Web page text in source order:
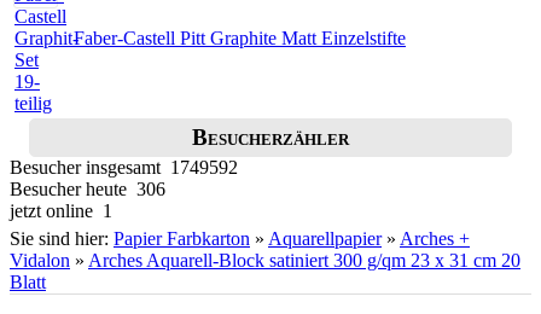
Faber-Castell Pitt Graphite Matt Einzelstifte
Besucherzähler
Besucher insgesamt 1749592
Besucher heute 306
jetzt online 1
Sie sind hier: Papier Farbkarton » Aquarellpapier» Arches +
Vidalon » Arches Aquarell-Block satiniert 300 g/qm 23 x 31 cm 20
Blatt